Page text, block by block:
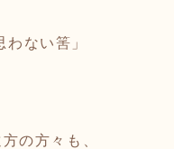
ない筈」
の方々も、